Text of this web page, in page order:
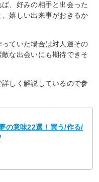
、好みの相手と出会った
嬉しい出来事がおきるか
ていた場合は対人運その
な出会いにも期待できそ
しく解説しているので参
の意味22選！買う/作る/